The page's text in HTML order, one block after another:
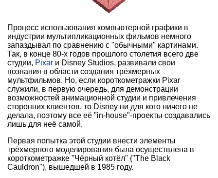
Процесс использования компьютерной графики в
индустрии мультипликационных фильмов немного
запаздывал по сравнению с "обычными" картинами.
Так, в конце 80-х годов прошлого столетия всего две
студии, Pixar и Disney Studios, развивали свои
познания в области создания трёхмерных
мультфильмов. Но, если короткометражки Pixar
служили, в первую очередь, для демонстрации
возможностей анимационной студии и привлечения
сторонних клиентов, то Disney ни для кого ничего не
делала, поэтому все её "in-house"-проекты создавались
лишь для неё самой.
Первая попытка этой студии внести элементы
трёхмерного моделирования была осуществлена в
короткометражке "Чёрный котёл" ("The Black
Cauldron"), вышедшей в 1985 году.